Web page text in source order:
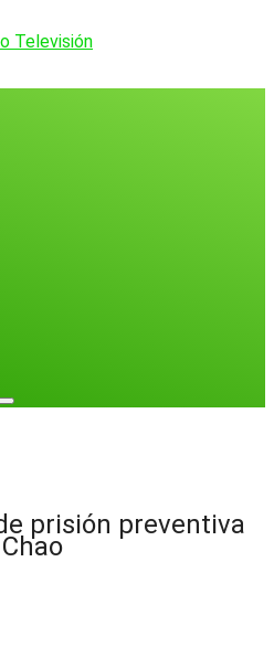
prisión preventiva